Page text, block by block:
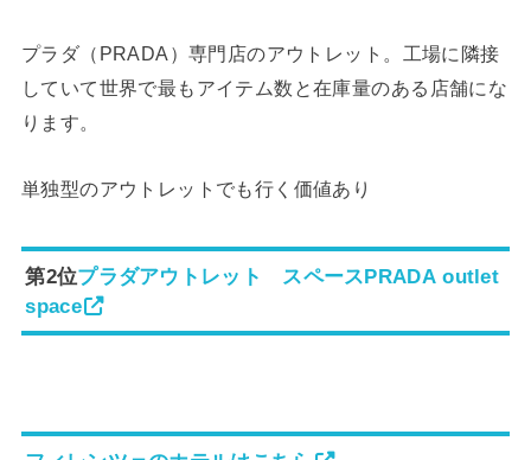
プラダ（PRADA）専門店のアウトレット。工場に隣接
していて世界で最もアイテム数と在庫量のある店舗にな
ります。
単独型のアウトレットでも行く価値あり
第2位プラダアウトレット スペースPRADA outlet
space